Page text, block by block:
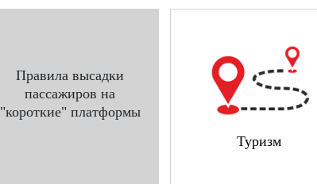
Правила высадки
пассажиров на
"короткие" платформы
Туризм